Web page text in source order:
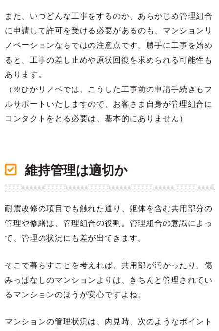
また、いつどんな工事をするのか、あらかじめ管理組合
に申請して許可を受ける必要があるのも、マンションリ
ノベーションならではの注意点です。勝手に工事を始め
ると、工事の差し止めや原状回復を求められる可能性も
あります。
（※ひかリノベでは、こうした工事前の申請手続きもフ
ルサポートいたしますので、お客さま自身が管理組合に
コンタクトをとる必要は、基本的にありません）
維持管理は適切か
耐震改修の項目でも触れた通り、躯体を含む共用部分の
管理や修繕は、管理組合の役割。管理組合の意識によっ
て、管理の状況にも差が出てきます。
そこで暮らすことを考えれば、共用部が汚かったり、傷
みっぱなしのマンションよりは、きちんと管理されてい
るマンションのほうが安心ですよね。
マンションの管理状況は、内見時、次のようなポイント